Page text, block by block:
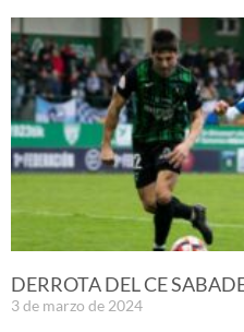
DERROTA DEL CE
3 de marzo de 2024